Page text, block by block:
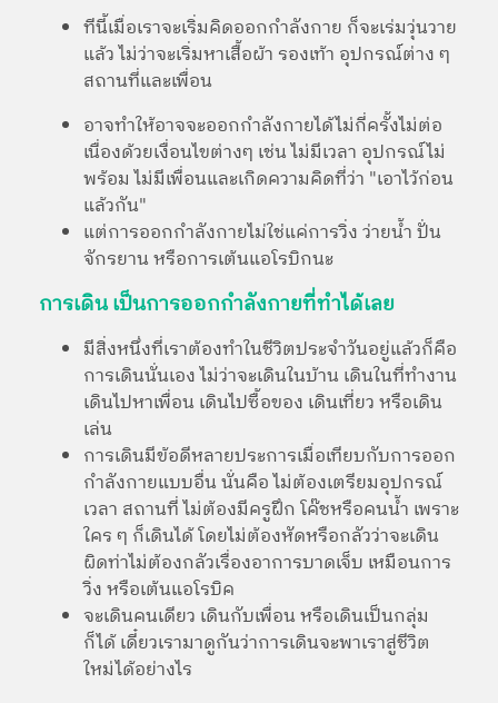
ทีนี้เมื่อเราจะเริ่มคิดออกกำลังกาย ก็จะเร่มวุ่นวาย
แล้ว ไม่ว่าจะเริ่มหาเสื้อผ้า รองเท้า อุปกรณ์ต่าง ๆ
สถานที่และเพื่อน
อาจทำให้อาจจะออกกำลังกายได้ไม่กี่ครั้งไม่ต่อ
เนื่องด้วยเงื่อนไขต่างๆ เช่น ไม่มีเวลา อุปกรณ์ไม่
พร้อม ไม่มีเพื่อนและเกิดความคิดที่ว่า "เอาไว้ก่อน
แล้วกัน"
แต่การออกกำลังกายไม่ใช่แค่การวิ่ง ว่ายน้ำ ปั่น
จักรยาน หรือการเต้นแอโรบิกนะ
การเดิน เป็นการออกกำลังกายที่ทำได้เลย
มีสิ่งหนึ่งที่เราต้องทำในชีวิตประจำวันอยู่แล้วก็คือ
การเดินนั่นเอง ไม่ว่าจะเดินในบ้าน เดินในที่ทำงาน
เดินไปหาเพื่อน เดินไปซื้อของ เดินเที่ยว หรือเดิน
เล่น
การเดินมีข้อดีหลายประการเมื่อเทียบกับการออก
กำลังกายแบบอื่น นั่นคือ ไม่ต้องเตรียมอุปกรณ์
เวลา สถานที่ ไม่ต้องมีครูฝึก โค๊ชหรือคนน้ำ เพราะ
ใคร ๆ ก็เดินได้ โดยไม่ต้องหัดหรือกลัวว่าจะเดิน
ผิดท่าไม่ต้องกลัวเรื่องอาการบาดเจ็บ เหมือนการ
วิ่ง หรือเต้นแอโรบิค
จะเดินคนเดียว เดินกับเพื่อน หรือเดินเป็นกลุ่ม
ก็ได้ เดี๋ยวเรามาดูกันว่าการเดินจะพาเราสู่ชีวิต
ใหม่ได้อย่างไร